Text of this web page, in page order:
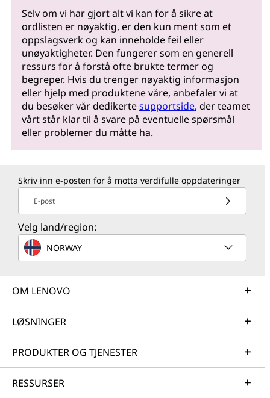
Selv om vi har gjort alt vi kan for å sikre at
ordlisten er nøyaktig, er den kun ment som et
oppslagsverk og kan inneholde feil eller
unøyaktigheter. Den fungerer som en generell
ressurs for å forstå ofte brukte termer og
begreper. Hvis du trenger nøyaktig informasjon
eller hjelp med produktene våre, anbefaler vi at
du besøker vår dedikertesupportside, der teamet
vårt står klar til å svare på eventuelle spørsmål
eller problemer du måtte ha.
Skriv inn e-posten for å motta verdifulle oppdateringer
E-post
Velg land/region:
NORWAY
OM LENOVO
LØSNINGER
PRODUKTER OG TJENESTER
RESSURSER